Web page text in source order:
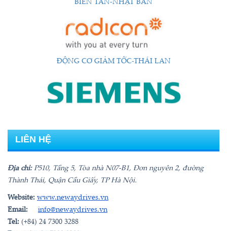
ĐỘNG CƠ GIẢM TỐC-THÁI LAN
SAMYANG-HÀN QUỐC
LIÊN HỆ
Địa chỉ:P510, Tầng 5, Tòa nhà N07-B1, Đơn nguyên 2, đường
Thành Thái, Quận Cầu Giấy, TP Hà Nội.
Website: www.newaydrives.vn
Email:
info@newaydrives.vn
Tel: (+84) 24 7300 3288